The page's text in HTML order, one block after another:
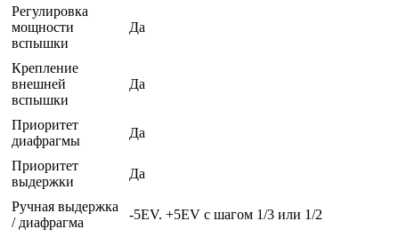
Регулировка
мощности
вспышки
Да
Крепление
внешней
вспышки
Да
Приоритет
диафрагмы
Да
Приоритет
выдержки
Да
Ручная выдержка
/ диафрагма
-5EV. +5EV с шагом 1/3 или 1/2